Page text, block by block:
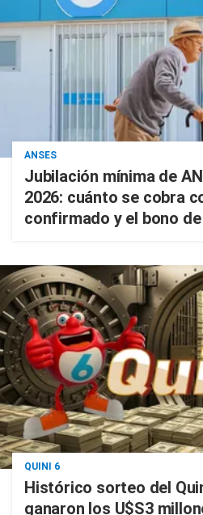
ANSES
Jubilación mínima de
2026: cuánto se cobra
confirmado y el bono
QUINI 6
Histórico sorteo del
ganaron los U$S3